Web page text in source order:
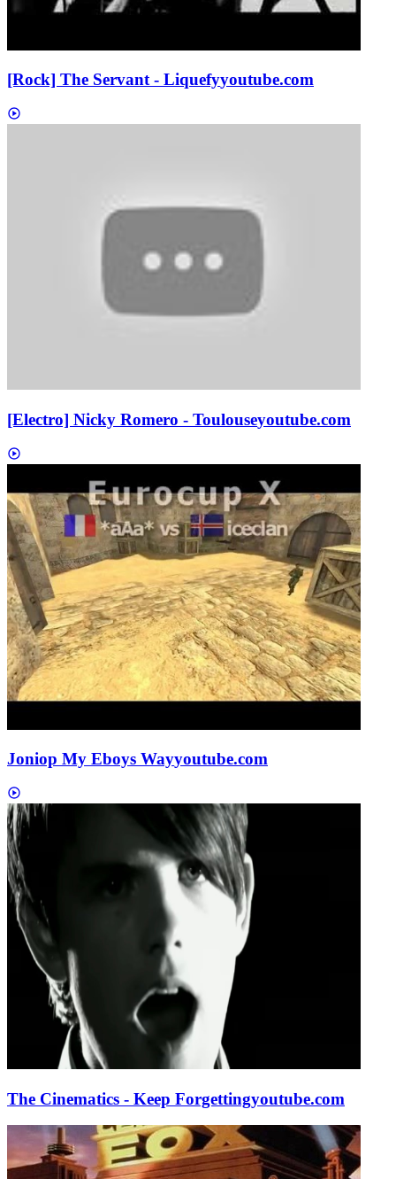
[Rock] The Servant - Liquefyyoutube.com
[Electro] Nicky Romero - Toulouseyoutube.com
Joniop My Eboys Wayyoutube.com
The Cinematics - Keep Forgettingyoutube.com